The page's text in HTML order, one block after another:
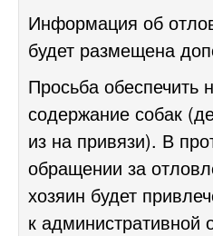
Информация об
будет размещена
Просьба обеспечить
содержание собак
из на привязи). В
обращении за
хозяин будет
к административной